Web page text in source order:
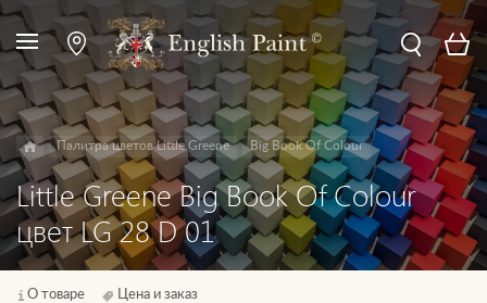
Палитра цветов Little Greene Big Book Of Colour
Little Greene Big Book Of Colour
цвет LG 28 D 01
О товаре Цена и заказ